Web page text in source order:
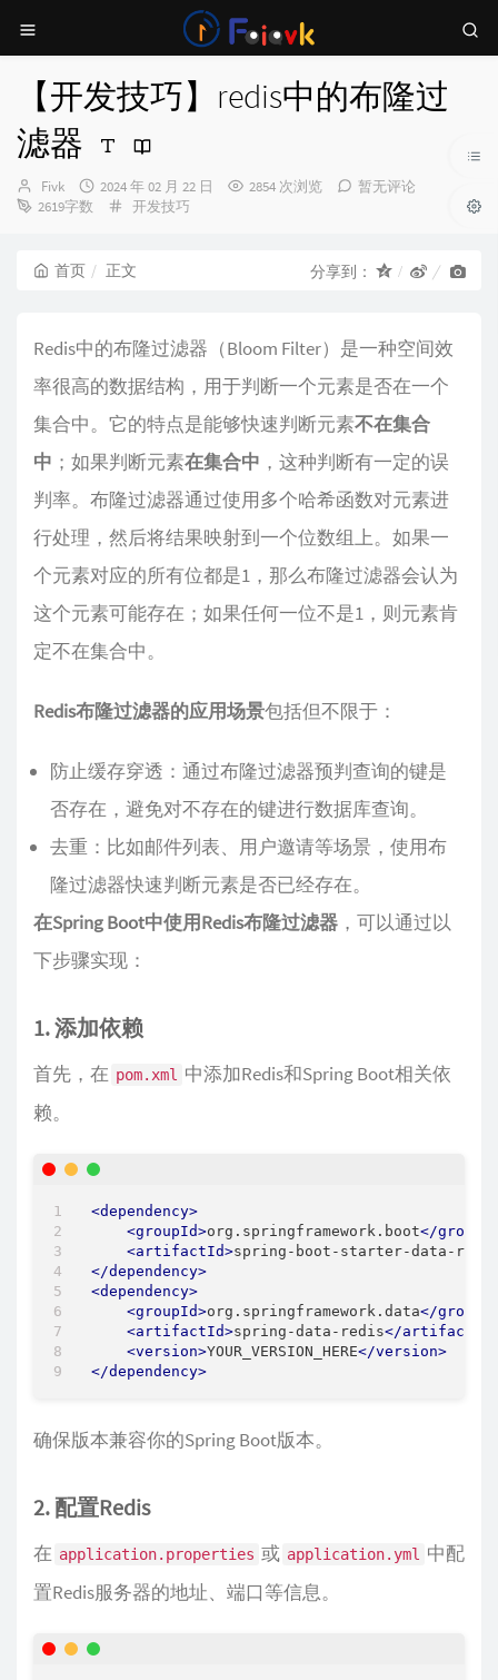
【开发技巧】redis中的布隆过
滤器
博
主：
Fivk
发
布
2024 年 02 月 22 日 2854 次浏览
暂无评论
2619字数
分
开发技巧
首页 正文 分享到：
Redis中的布隆过滤器（Bloom Filter）是一种空间效
率很高的数据结构，用于判断一个元素是否在一个
集合中。它的特点是能够快速判断元素不在集合
中 ；如果判断元素在集合中 ，这种判断有一定的误
判率。布隆过滤器通过使用多个哈希函数对元素进
行处理，然后将结果映射到一个位数组上。如果一
个元素对应的所有位都是1，那么布隆过滤器会认为
这个元素可能存在；如果任何一位不是1，则元素肯
定不在集合中。
Redis布隆过滤器的应用场景包括但不限于：
防止缓存穿透：通过布隆过滤器预判查询的键是
否存在，避免对不存在的键进行数据库查询。
去重：比如邮件列表、用户邀请等场景，使用布
隆过滤器快速判断元素是否已经存在。
在Spring Boot中使用Redis布隆过滤器 ，可以通过以
下步骤实现：
1. 添加依赖
首先，在 pom.xml
中添加Redis和Spring Boot相关依
赖。
<dependency>
<groupId>org.springframework.boot</
<artifactId>spring-boot-starter-data-
</dependency>
<dependency>
<groupId>org.springframework.data</
<artifactId>spring-data-redis</artifactId
<version>YOUR_VERSION_HERE</version>
</dependency>
确保版本兼容你的Spring Boot版本。
2. 配置Redis
在 application.properties 或 application.yml
中配
置Redis服务器的地址、端口等信息。